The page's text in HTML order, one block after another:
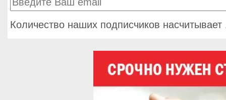
Количество наших подписчиков насчитывает